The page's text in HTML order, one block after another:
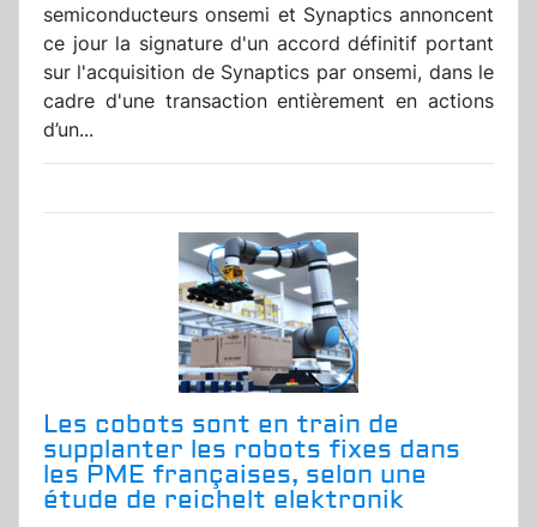
semiconducteurs onsemi et Synaptics annoncent
ce jour la signature d'un accord définitif portant
sur l'acquisition de Synaptics par onsemi, dans le
cadre d'une transaction entièrement en actions
d’un...
Les cobots sont en train de
supplanter les robots fixes dans
les PME françaises, selon une
étude de reichelt elektronik